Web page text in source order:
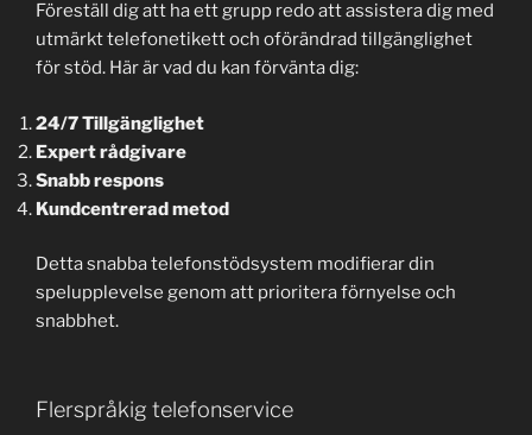
Föreställ dig att ha ett grupp redo att assistera dig med
utmärkt telefonetikett och oförändrad tillgänglighet
för stöd. Här är vad du kan förvänta dig:
24/7 Tillgänglighet
Expert rådgivare
Snabb respons
Kundcentrerad metod
Detta snabba telefonstödsystem modifierar din
spelupplevelse genom att prioritera förnyelse och
snabbhet.
Flerspråkig telefonservice